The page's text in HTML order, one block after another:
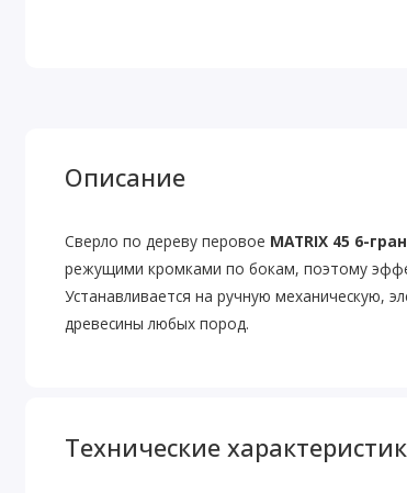
Описание
Сверло по дереву перовое MATRIX 45 6-
режущими кромками по бокам, поэтому
Устанавливается на ручную механическую,
древесины любых пород.
Технические